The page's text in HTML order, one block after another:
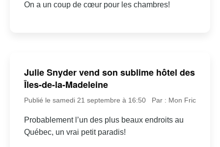
On a un coup de cœur pour les chambres!
Julie Snyder vend son sublime hôtel des
Îles-de-la-Madeleine
Publié le samedi 21 septembre à 16:50 Par : Mon Fric
Probablement l’un des plus beaux endroits au
Québec, un vrai petit paradis!